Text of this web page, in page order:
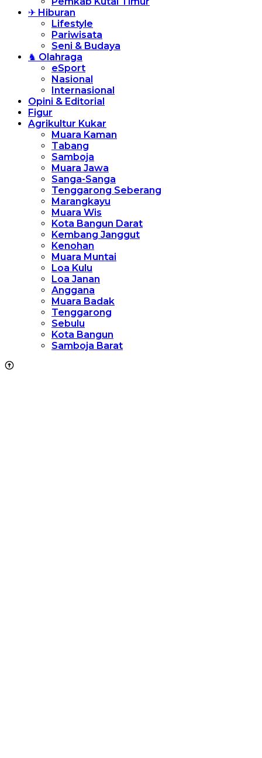
✈ Hiburan
Lifestyle
Pariwisata
Seni & Budaya
♞ Olahraga
eSport
Nasional
Internasional
Opini & Editorial
Figur
Agrikultur Kukar
Muara Kaman
Tabang
Samboja
Muara Jawa
Sanga-Sanga
Tenggarong Seberang
Marangkayu
Muara Wis
Kota Bangun Darat
Kembang Janggut
Kenohan
Muara Muntai
Loa Kulu
Loa Janan
Anggana
Muara Badak
Tenggarong
Sebulu
Kota Bangun
Samboja Barat